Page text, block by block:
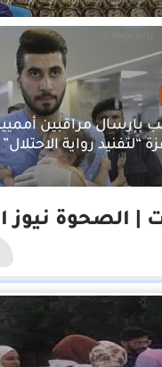
بإرسال مراقبين
رواية الاحتلال”
| الصحوة نيوز